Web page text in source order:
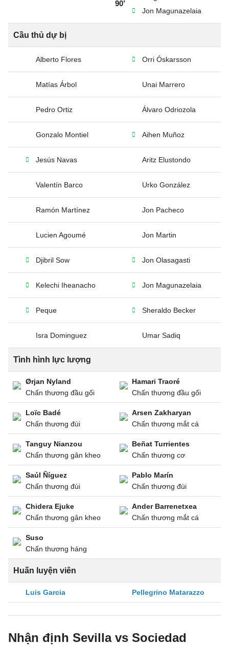
90’
Jon Magunazelaia
Cầu thủ dự bị
Alberto Flores Orri Óskarsson
Matías Árbol Unai Marrero
Pedro Ortiz Álvaro Odriozola
Gonzalo Montiel Aihen Muñoz
Jesús Navas Aritz Elustondo
Valentín Barco Urko González
Ramón Martínez Jon Pacheco
Lucien Agoumé Jon Martin
Djibril Sow Jon Olasagasti
Kelechi Iheanacho Jon Magunazelaia
Peque Sheraldo Becker
Isra Dominguez Umar Sadiq
Tình hình lực lượng
Ørjan Nyland
Chấn thương đầu gối
Hamari Traoré
Chấn thương đầu gối
Loïc Badé
Chấn thương đùi
Arsen Zakharyan
Chấn thương mắt cá
Tanguy Nianzou
Chấn thương gân kheo
Beñat Turrientes
Chấn thương cơ
Saúl Ñíguez
Chấn thương đùi
Pablo Marín
Chấn thương đùi
Chidera Ejuke
Chấn thương gân kheo
Ander Barrenetxea
Chấn thương mắt cá
Suso
Chấn thương háng
Huấn luyện viên
Luis Garcia Pellegrino Matarazzo
Nhận định Sevilla vs Sociedad